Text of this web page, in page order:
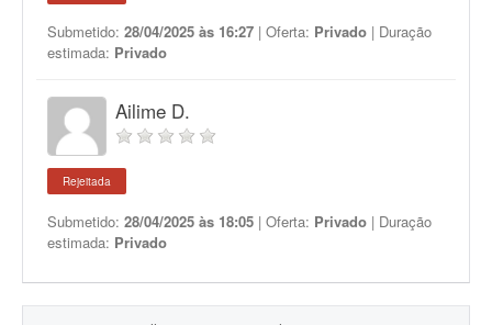
Submetido: 28/04/2025 às 16:27 | Oferta: Privado | Duração
estimada: Privado
Ailime D.
Rejeitada
Submetido: 28/04/2025 às 18:05 | Oferta: Privado | Duração
estimada: Privado